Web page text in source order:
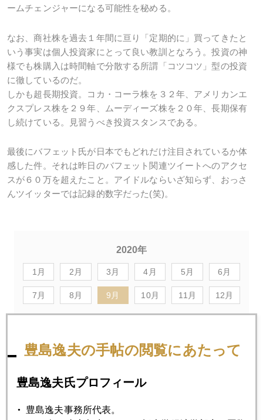
ームチェンジャーになる可能性を秘める。
なお、商社株を過去１年間に亘り「定期的に」買ってきたと
いう事実は個人投資家にとって良い教訓となろう。投資の神
様でも株購入は時間軸で分散する所謂「コツコツ」型の投資
に徹しているのだ。
しかも超長期投資。コカ・コーラ株を３２年、アメリカンエ
クスプレス株を２９年、ムーディーズ株を２０年、長期保有
し続けている。見習うべき投資スタンスである。
最後にバフェット氏が日本でもどれだけ注目されているか体
感した件。それは昨日のバフェット関連ツイートへのアクセ
スが６０万を超えたこと。アイドルならいざ知らず、おっさ
んツイッターでは記録的数字だった(笑)。
2020年
1月 2月 3月 4月 5月 6月
7月 8月 9月 10月 11月 12月
2020年09月30日
金、１９００ドル回復
株と金、同時急騰
豊島逸夫の手帖の閲覧にあたって
豊島逸夫氏プロフィール
豊島逸夫事務所代表。